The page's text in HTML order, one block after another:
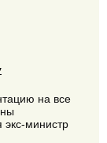
на все
министр